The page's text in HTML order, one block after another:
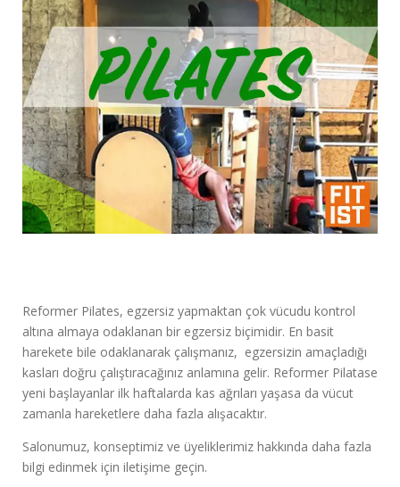
Reformer Pilates, egzersiz yapmaktan çok vücudu kontrol
altına almaya odaklanan bir egzersiz biçimidir. En basit
harekete bile odaklanarak çalışmanız, egzersizin amaçladığı
kasları doğru çalıştıracağınız anlamına gelir. Reformer Pilatase
yeni başlayanlar ilk haftalarda kas ağrıları yaşasa da vücut
zamanla hareketlere daha fazla alışacaktır.
Salonumuz, konseptimiz ve üyeliklerimiz hakkında daha fazla
bilgi edinmek için iletişime geçin.